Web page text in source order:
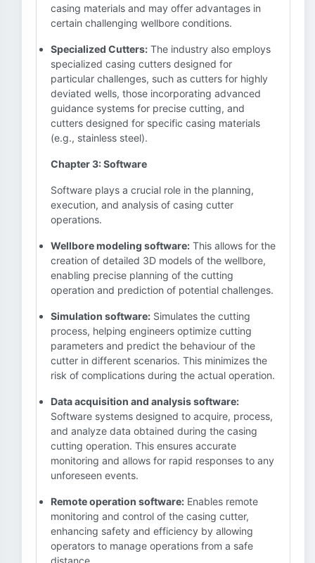
casing materials and may offer advantages in
certain challenging wellbore conditions.
Specialized Cutters: The industry also employs
specialized casing cutters designed for
particular challenges, such as cutters for highly
deviated wells, those incorporating advanced
guidance systems for precise cutting, and
cutters designed for specific casing materials
(e.g., stainless steel).
Chapter 3: Software
Software plays a crucial role in the planning,
execution, and analysis of casing cutter
operations.
Wellbore modeling software: This allows for the
creation of detailed 3D models of the wellbore,
enabling precise planning of the cutting
operation and prediction of potential challenges.
Simulation software: Simulates the cutting
process, helping engineers optimize cutting
parameters and predict the behaviour of the
cutter in different scenarios. This minimizes the
risk of complications during the actual operation.
Data acquisition and analysis software:
Software systems designed to acquire, process,
and analyze data obtained during the casing
cutting operation. This ensures accurate
monitoring and allows for rapid responses to any
unforeseen events.
Remote operation software: Enables remote
monitoring and control of the casing cutter,
enhancing safety and efficiency by allowing
operators to manage operations from a safe
distance.